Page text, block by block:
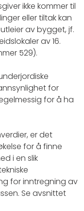
ikke kommer til
eller tiltak kan
av bygget, jf.
av 16.
529).
for
for å ha
er det
for å finne
i en slik
for inntregning av
Se avsnittet